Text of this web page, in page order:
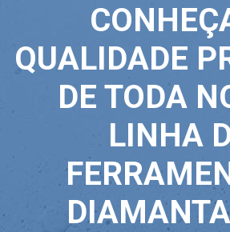
QUALIDADE
DE TODA
LINHA